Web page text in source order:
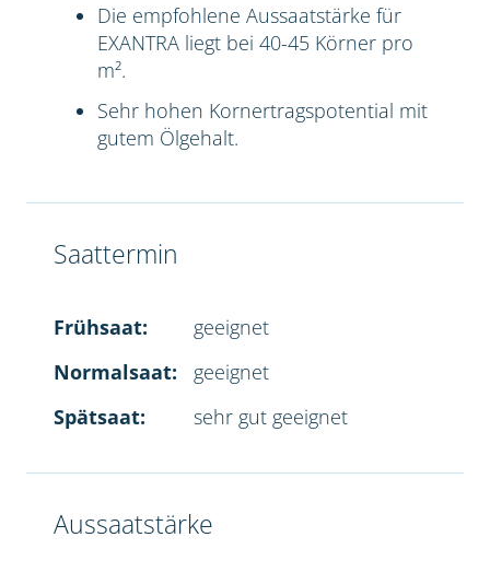
Die empfohlene Aussaatstärke für
EXANTRA liegt bei 40-45 Körner pro
m².
Sehr hohen Kornertragspotential mit
gutem Ölgehalt.
Saattermin
Frühsaat:
geeignet
Normalsaat:
geeignet
Spätsaat:
sehr gut geeignet
Aussaatstärke